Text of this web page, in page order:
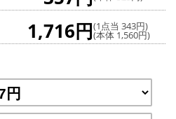
1,716円(1点当 343円)
(本体 1,560円)